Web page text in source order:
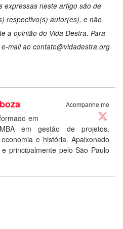
expressas neste artigo são de
respectivo(s) autor(es), e não
a opinião do Vida Destra. Para
mail ao contato@vidadestra.org
Acompanhe me
em
em gestão de projetos,
e história. Apaixonado
principalmente pelo São Paulo